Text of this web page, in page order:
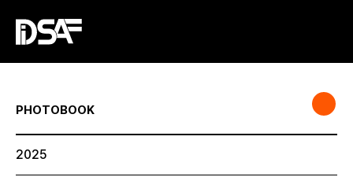
PHOTOBOOK
2025